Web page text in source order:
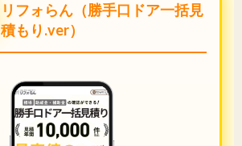
リフォらん（勝手口ドア一括見
積もり.ver）